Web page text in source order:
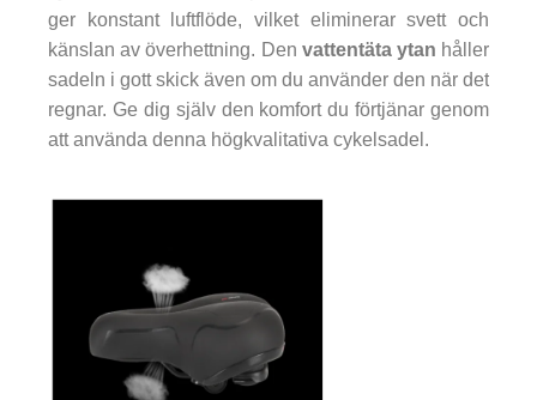
ger konstant luftflöde, vilket eliminerar svett och
känslan av överhettning. Den vattentäta ytan håller
sadeln i gott skick även om du använder den när det
regnar. Ge dig själv den komfort du förtjänar genom
att använda denna högkvalitativa cykelsadel.